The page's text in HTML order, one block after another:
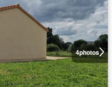
4photos